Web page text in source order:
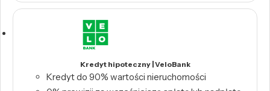
Kredyt hipoteczny | VeloBank
Kredyt do 90% wartości nieruchomości